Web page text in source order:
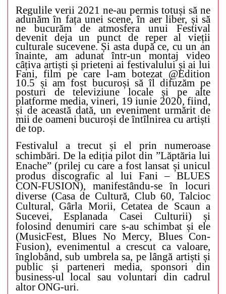
Regulile verii 2021 ne-au permis totuși să ne
adunăm în fața unei scene, în aer liber, și să
ne bucurăm de atmosfera unui Festival
devenit deja un punct de reper al vieții
culturale sucevene. Și asta după ce, cu un an
înainte, am adunat într-un montaj video
câțiva artiști și prieteni ai festivalului și ai lui
Fani, film pe care l-am botezat @Edition
10.5 și am fost bucuroși să îl difuzăm pe
posturi de televiziune locale și pe alte
platforme media, vineri, 19 iunie 2020, fiind,
și de această dată, un eveniment urmărit de
mii de oameni bucuroși de întîlnirea cu artiști
de top.
Festivalul a trecut și el prin numeroase
schimbări. De la ediția pilot din ”Lăptăria lui
Enache” (prilej cu care a fost lansat și unicul
produs discografic al lui Fani – BLUES
CON-FUSION), manifestându-se în locuri
diverse (Casa de Cultură, Club 60, Talcioc
Cultural, Gârla Morii, Cetatea de Scaun a
Sucevei, Esplanada Casei Culturii) și
folosind denumiri care s-au schimbat și ele
(MusicFest, Blues No Mercy, Blues Con-
Fusion), evenimentul a crescut ca valoare,
înglobând, sub umbrela sa, pe lângă artiști și
public și parteneri media, sponsori din
business-ul local sau voluntari din cadrul
altor ONG-uri.